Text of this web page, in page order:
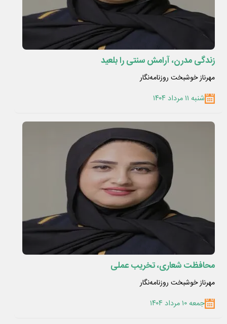
زندگی مدرن، آرامش سنتی را بلعید
مهرناز خوشبخت روزنامه‌نگار
شنبه ۱۱ مرداد ۱۴۰۴
محافظت شعاری، تخریب عملی
مهرناز خوشبخت روزنامه‌نگار
جمعه ۱۰ مرداد ۱۴۰۴